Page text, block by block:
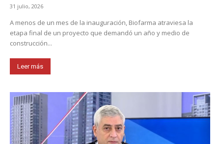
31 julio, 2026
A menos de un mes de la inauguración, Biofarma atraviesa la
etapa final de un proyecto que demandó un año y medio de
construcción...
Leer más